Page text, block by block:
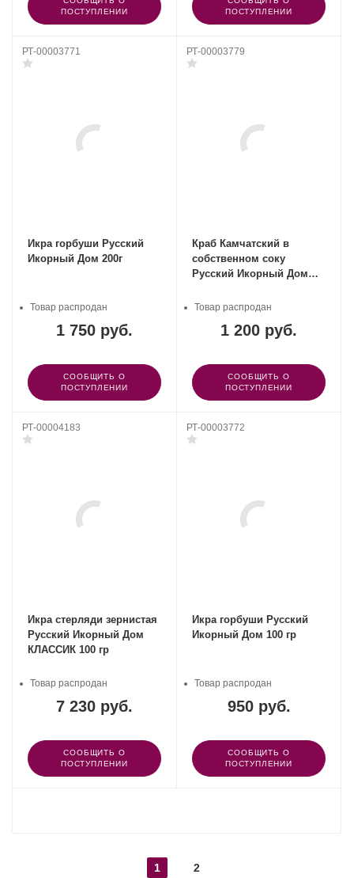
ПОСТУПЛЕНИИ
ПОСТУПЛЕНИИ
РТ-00003771
Икра горбуши Русский
Икорный Дом 200г
1 750 руб.
Товар распродан
СООБЩИТЬ О
ПОСТУПЛЕНИИ
РТ-00003779
Краб Камчатский в
собственном соку
Русский Икорный Дом
1 200 руб.
Товар распродан
СООБЩИТЬ О
ПОСТУПЛЕНИИ
РТ-00004183
Икра стерляди зернистая
Русский Икорный Дом
КЛАССИК 100 гр
7 230 руб.
Товар распродан
СООБЩИТЬ О
ПОСТУПЛЕНИИ
РТ-00003772
Икра горбуши Русский
Икорный Дом 100 гр
950 руб.
Товар распродан
СООБЩИТЬ О
ПОСТУПЛЕНИИ
1 2